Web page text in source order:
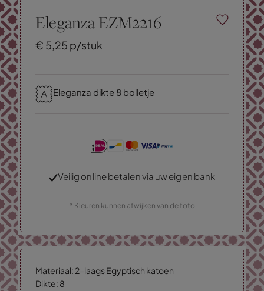
Eleganza EZM2216
€ 5,25 p/stuk
Eleganza dikte 8 bolletje
Veilig online betalen via uw eigen bank
* Kleuren kunnen afwijken van de foto
Materiaal: 2-laags Egyptisch katoen
Dikte: 8